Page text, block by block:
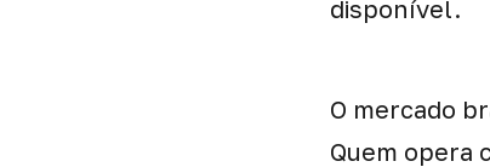
disponível.
O mercado
Quem opera